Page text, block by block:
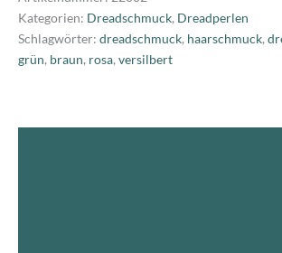
Kategorien: Dreadschmuck, Dreadperlen
Schlagwörter: dreadschmuck, haarschmuck,
grün, braun, rosa, versilbert